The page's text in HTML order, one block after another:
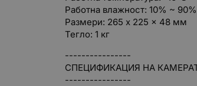
Работна влажност: 10% ~ 90%
Размери: 265 x 225 x 48 мм
Тегло: 1 кг
----------------
СПЕЦИФИКАЦИЯ НА
----------------